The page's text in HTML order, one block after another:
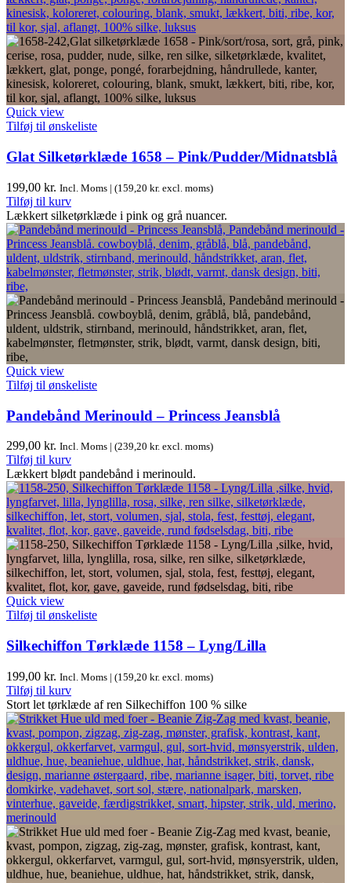
Quick view
Tilføj til ønskeliste
Glat Silketørklæde 1658 – Pink/Pudder/Midnatsblå
199,00 kr. Incl. Moms | (159,20 kr. excl. moms)
Tilføj til kurv
Lækkert silketørklæde i pink og grå nuancer.
Quick view
Tilføj til ønskeliste
Pandebånd Merinould – Princess Jeansblå
299,00 kr. Incl. Moms | (239,20 kr. excl. moms)
Tilføj til kurv
Lækkert blødt pandebånd i merinould.
Quick view
Tilføj til ønskeliste
Silkechiffon Tørklæde 1158 – Lyng/Lilla
199,00 kr. Incl. Moms | (159,20 kr. excl. moms)
Tilføj til kurv
Stort let tørklæde af ren Silkechiffon 100 % silke